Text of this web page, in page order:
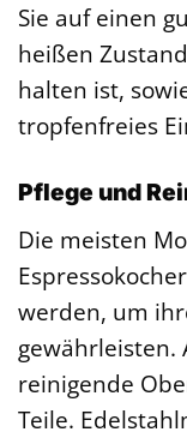
Sie auf einen
heißen
halten ist,
tropfenfreies
Pflege und
Die meisten
werden, um
gewährleisten.
reinigende
Teile.